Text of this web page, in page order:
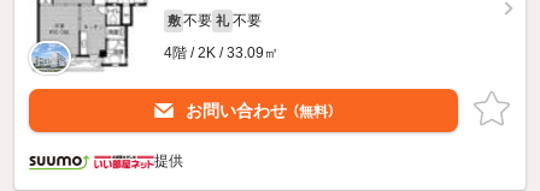
敷 不要 礼 不要
4階 / 2K / 33.09㎡
お問い合わせ （無料）
提供